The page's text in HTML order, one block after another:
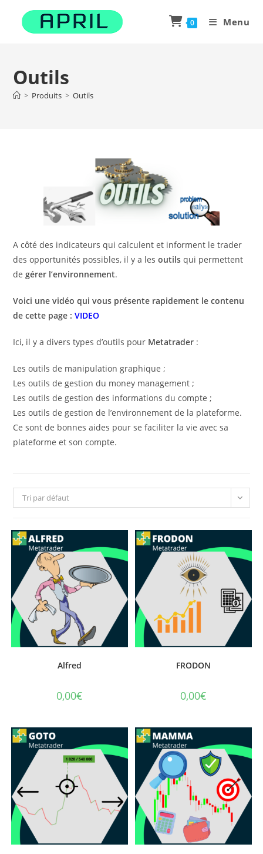
content
0 Menu
Outils
> Produits > Outils
A côté des indicateurs qui calculent et informent le trader
des opportunités possibles, il y a lesoutils qui permettent
degérer l’environnement.
Voici une vidéo qui vous présente rapidement le contenu
de cette page :VIDEO
Ici, il y a divers types d’outils pour Metatrader :
Les outils de manipulation graphique ;
Les outils de gestion du money management ;
Les outils de gestion des informations du compte ;
Les outils de gestion de l’environnement de la plateforme.
Ce sont de bonnes aides pour se faciliter la vie avec sa
plateforme et son compte.
Tri par défaut
Alfred
0,00€
FRODON
0,00€